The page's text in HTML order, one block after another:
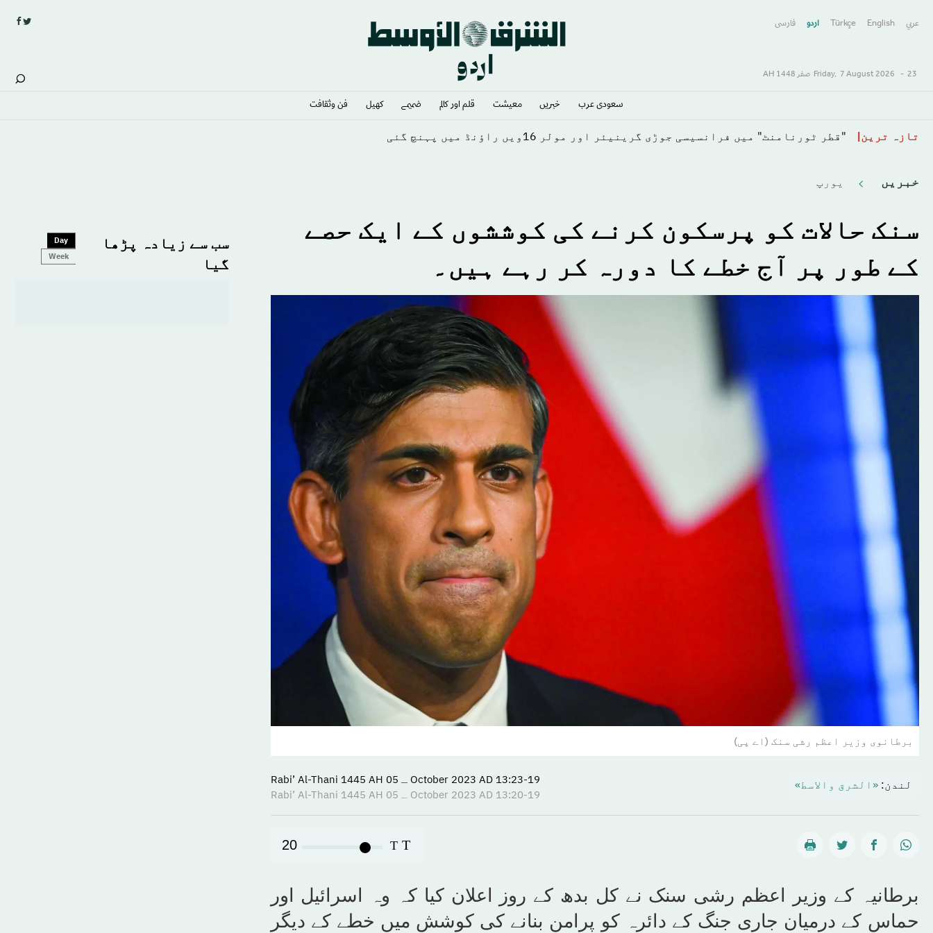
عربي English
Türkçe اردو فارسى
Friday, 7 August 2026 - 23 صفر 1448 AH
سعودى عرب خبريں معيشت قلم اور كالم ضميمے كهيل فن وثقافت
content
تازہ ترین "قطر ٹورنامنٹ" میں فرانسیسی جوڑی گرینیئر اور مولر 16ویں راؤنڈ میں پہنچ گئی
خبريں يورپ
سنک حالات کو پرسکون کرنے کی کوششوں کے ایک حصے
کے طور پر آج خطے کا دورہ کر رہے ہیں۔
برطانوی وزیر اعظم رشی سنک (اے پی)
لندن: «الشرق والاسط»
13:23-19 October 2023 AD ـ 05 Rabi’ Al-Thani 1445 AH
13:20-19 October 2023 AD ـ 05 Rabi’ Al-Thani 1445 AH
T
T
20
برطانیہ کے وزیر اعظم رشی سنک نے کل بدھ کے روز اعلان کیا کہ وہ اسرائیل اور
حماس کے درمیان جاری جنگ کے دائرہ کو پرامن بنانے کی کوشش میں خطے کے دیگر
سب سے زیادہ پڑھا
گیا
Day
Week